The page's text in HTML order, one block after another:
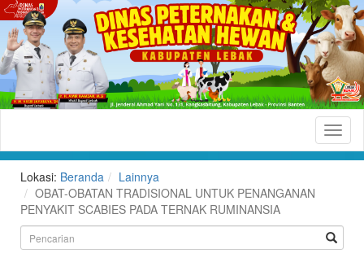
Peternakan
dan
Kesehatan
Hewan
Kabupaten
Lokasi: Beranda
Lainnya
OBAT-OBATAN TRADISIONAL UNTUK PENANGANAN
PENYAKIT SCABIES PADA TERNAK RUMINANSIA